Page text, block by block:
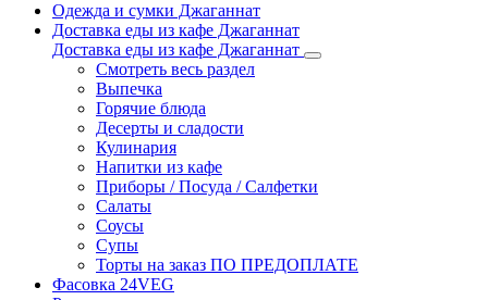
Одежда и сумки Джаганнат
Доставка еды из кафе Джаганнат
Доставка еды из кафе Джаганнат
Смотреть весь раздел
Выпечка
Горячие блюда
Десерты и сладости
Кулинария
Напитки из кафе
Приборы / Посуда / Салфетки
Салаты
Соусы
Супы
Торты на заказ ПО ПРЕДОПЛАТЕ
Фасовка 24VEG